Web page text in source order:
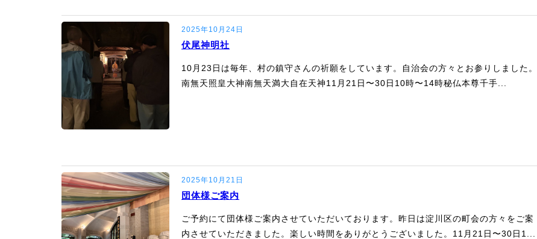
2025年10月24日
伏尾神明社
10月23日は毎年、村の鎮守さんの祈願をしています。自治会の方々とお参りしました。
南無天照皇大神南無天満大自在天神11月21日〜30日10時〜14時秘仏本尊千手...
2025年10月21日
団体様ご案内
ご予約にて団体様ご案内させていただいております。昨日は淀川区の町会の方々をご案
内させていただきました。楽しい時間をありがとうございました。11月21日〜30日1...